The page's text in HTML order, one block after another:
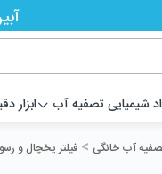
شیمیایی تصفیه آب ابزار
آب خانگی > فیلتر یخچال و